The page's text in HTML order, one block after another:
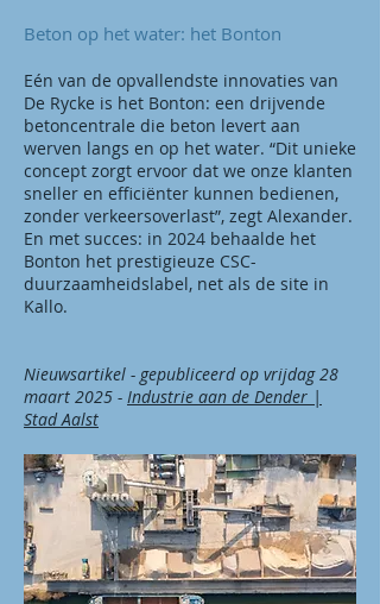
Beton op het water: het Bonton
Eén van de opvallendste innovaties van
De Rycke is het Bonton: een drijvende
betoncentrale die beton levert aan
werven langs en op het water. “Dit unieke
concept zorgt ervoor dat we onze klanten
sneller en efficiënter kunnen bedienen,
zonder verkeersoverlast”, zegt Alexander.
En met succes: in 2024 behaalde het
Bonton het prestigieuze CSC-
duurzaamheidslabel, net als de site in
Kallo.
Nieuwsartikel - gepubliceerd op vrijdag 28
maart 2025 - Industrie aan de Dender |
Stad Aalst